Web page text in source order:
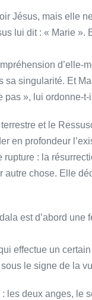
Jésus, mais elle
lui dit : « Marie
d’elle-
sa singularité. Et
pas », lui ordonne-t-
terrestre et le
en profondeur
rupture : la
chose. Elle
est d’abord
effectue un
le signe de la
les deux anges, le